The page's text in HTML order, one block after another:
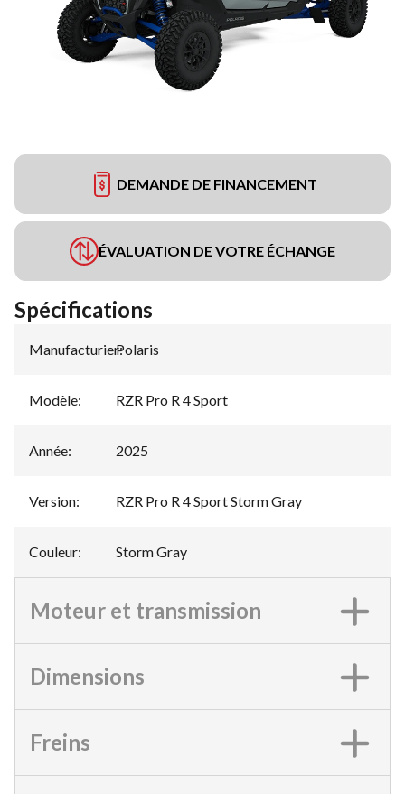
DEMANDE DE FINANCEMENT
ÉVALUATION DE VOTRE ÉCHANGE
Spécifications
Manufacturier:
Polaris
Modèle: RZR Pro R 4 Sport
Année: 2025
Version: RZR Pro R 4 Sport Storm Gray
Couleur: Storm Gray
Moteur et transmission
Dimensions
Freins